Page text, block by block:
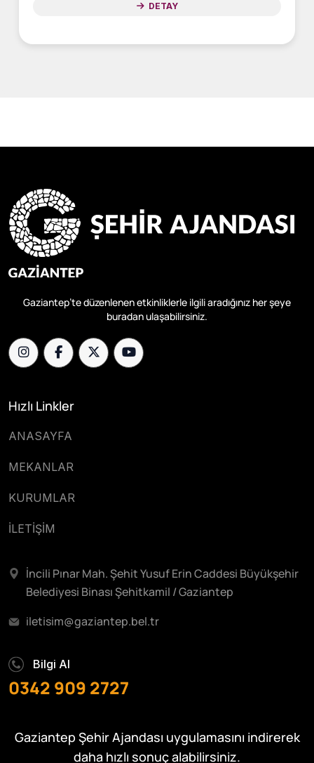
DETAY
Gaziantep’te düzenlenen etkinliklerle ilgili aradığınız her şeye
buradan ulaşabilirsiniz.
Hızlı Linkler
ANASAYFA
MEKANLAR
KURUMLAR
İLETİŞİM
İncili Pınar Mah. Şehit Yusuf Erin Caddesi Büyükşehir
Belediyesi Binası Şehitkamil / Gaziantep
iletisim@gaziantep.bel.tr
Bilgi Al
0342 909 2727
Gaziantep Şehir Ajandası uygulamasını indirerek
daha hızlı sonuç alabilirsiniz.